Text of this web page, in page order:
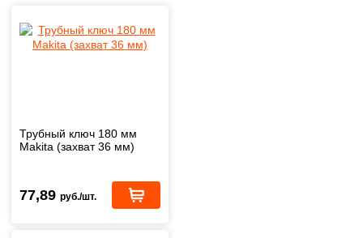
Трубный ключ 180 мм
Makita (захват 36 мм)
77,89 руб./шт.